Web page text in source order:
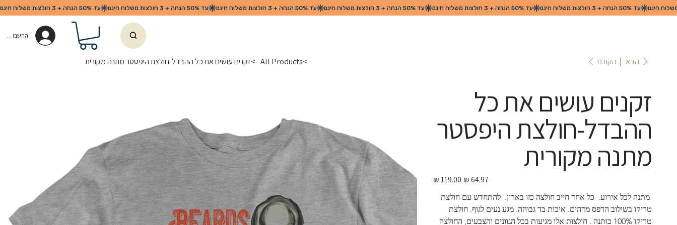
החשבון שלי
>
All Products
>זקנים עושים את כל ההבדל-חולצת היפסטר מתנה מקורית הקודם הבא
זקנים עושים את כל
ההבדל-חולצת היפסטר
מתנה מקורית
מחיר
מקורי
מחיר
מבצע
מתנה לכל אירוע.  כל אחד חייב חולצה כזו בארון.  להתחדש עם חולצת
טריקו בשילוב הדפס מדהים. איכות בד גבוהה. מגע נעים לגוף. חולצת
טריקו 100% כותנה . חולצות אלו מגיעות בכל הגוונים והצבעים, החולצה